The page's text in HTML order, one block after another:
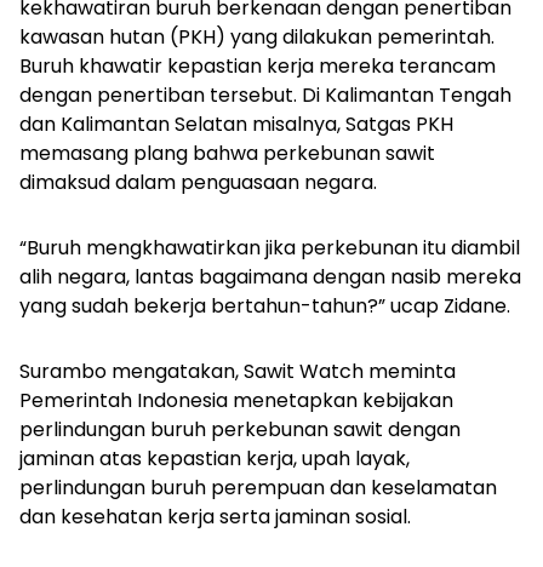
kekhawatiran buruh berkenaan dengan penertiban
kawasan hutan (PKH) yang dilakukan pemerintah.
Buruh khawatir kepastian kerja mereka terancam
dengan penertiban tersebut. Di Kalimantan Tengah
dan Kalimantan Selatan misalnya, Satgas PKH
memasang plang bahwa perkebunan sawit
dimaksud dalam penguasaan negara.
“Buruh mengkhawatirkan jika perkebunan itu diambil
alih negara, lantas bagaimana dengan nasib mereka
yang sudah bekerja bertahun-tahun?” ucap Zidane.
Surambo mengatakan, Sawit Watch meminta
Pemerintah Indonesia menetapkan kebijakan
perlindungan buruh perkebunan sawit dengan
jaminan atas kepastian kerja, upah layak,
perlindungan buruh perempuan dan keselamatan
dan kesehatan kerja serta jaminan sosial.